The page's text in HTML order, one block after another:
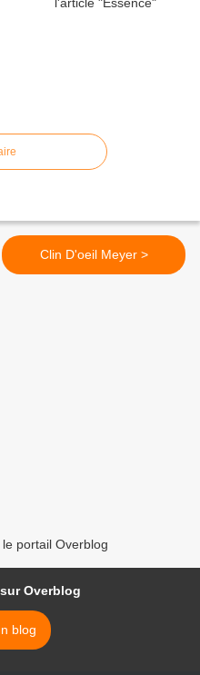
Clin D'oeil Meyer >
portail Overblog
Overblog
blog